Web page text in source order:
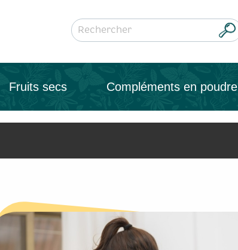
Fruits secs Compléments en poudre